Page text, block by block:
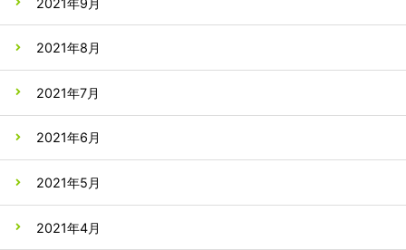
2021年8月
2021年7月
2021年6月
2021年5月
2021年4月